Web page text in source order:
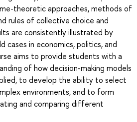
theoretic approaches, methods of
rules of collective choice and
are consistently illustrated by
cases in economics, politics, and
aims to provide students with a
of how decision-making models
to develop the ability to select
environments, and to form
and comparing different